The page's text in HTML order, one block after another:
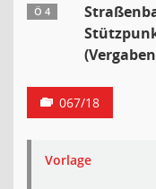
Ö 4
067/18
Vorlage